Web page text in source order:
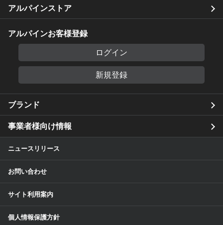
アルパインストア
アルパインお客様登録
ログイン
新規登録
ブランド
事業者様向け情報
ニュースリリース
お問い合わせ
サイト利用案内
個人情報保護方針